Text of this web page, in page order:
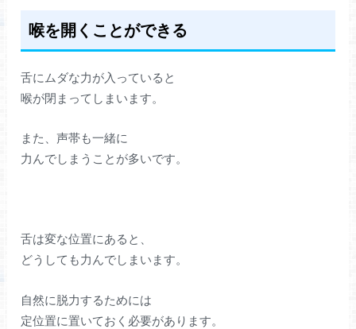
喉を開くことができる
舌にムダな力が入っていると
喉が閉まってしまいます。
また、声帯も一緒に
力んでしまうことが多いです。
舌は変な位置にあると、
どうしても力んでしまいます。
自然に脱力するためには
定位置に置いておく必要があります。